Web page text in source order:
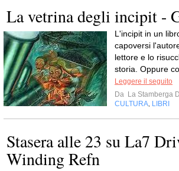
La vetrina degli incipit -
L'incipit in un
capoversi
lettore e lo
storia. Oppure
Leggere il seguito
Da La Stamberga
CULTURA LIBRI
Stasera alle 23 su La7
Winding Refn